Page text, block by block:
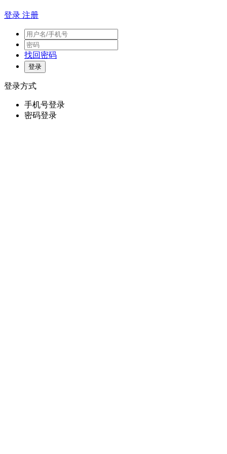
登录 注册
找回密码
登录方式
手机号登录
密码登录